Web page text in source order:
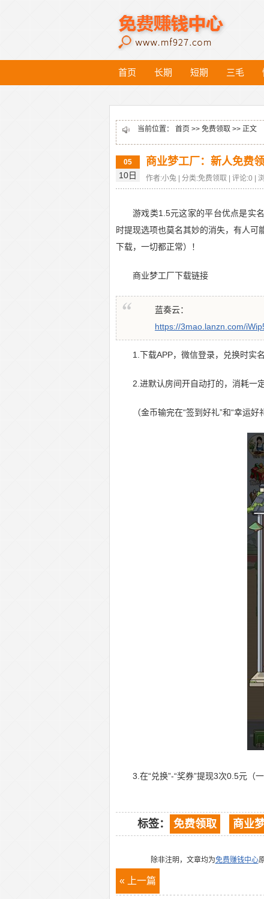
首页 长期 短期 三毛
当前位置： 首页 >> 免费领取 >> 正文
05
10日
商业梦工厂：新人免费领
作者:小兔 | 分类:免费领取 | 评论:0 |
游戏类1.5元这家的平台优点是实
时提现选项也莫名其妙的消失，有人
下载，一切都正常）！
商业梦工厂下载链接
蓝奏云：
https://3mao.lanzn.com/
1.下载APP，微信登录，兑换时实
2.进默认房间开自动打的，消耗一
（金币输完在“签到好礼”和“幸运
3.在“兑换”-“奖券”提现3次0.5元（一
标签： 免费领取 商业
除非注明，文章均为免费赚钱中心
« 上一篇